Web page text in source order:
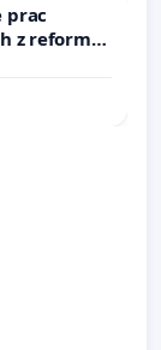
prac
z reformą